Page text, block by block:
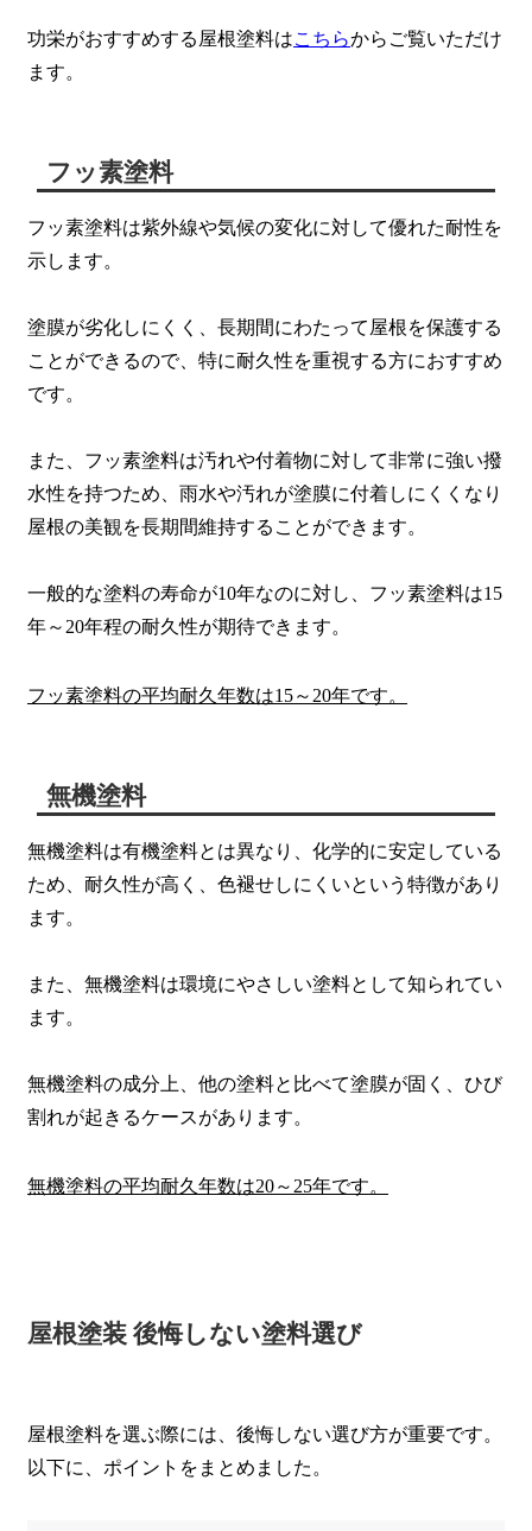
功栄がおすすめする屋根塗料はこちらからご覧いただけ
ます。
フッ素塗料
フッ素塗料は紫外線や気候の変化に対して優れた耐性を
示します。
塗膜が劣化しにくく、長期間にわたって屋根を保護する
ことができるので、特に耐久性を重視する方におすすめ
です。
また、フッ素塗料は汚れや付着物に対して非常に強い撥
水性を持つため、雨水や汚れが塗膜に付着しにくくなり
屋根の美観を長期間維持することができます。
一般的な塗料の寿命が10年なのに対し、フッ素塗料は15
年～20年程の耐久性が期待できます。
フッ素塗料の平均耐久年数は15～20年です。
無機塗料
無機塗料は有機塗料とは異なり、化学的に安定している
ため、耐久性が高く、色褪せしにくいという特徴があり
ます。
また、無機塗料は環境にやさしい塗料として知られてい
ます。
無機塗料の成分上、他の塗料と比べて塗膜が固く、ひび
割れが起きるケースがあります。
無機塗料の平均耐久年数は20～25年です。
屋根塗装 後悔しない塗料選び
屋根塗料を選ぶ際には、後悔しない選び方が重要です。
以下に、ポイントをまとめました。